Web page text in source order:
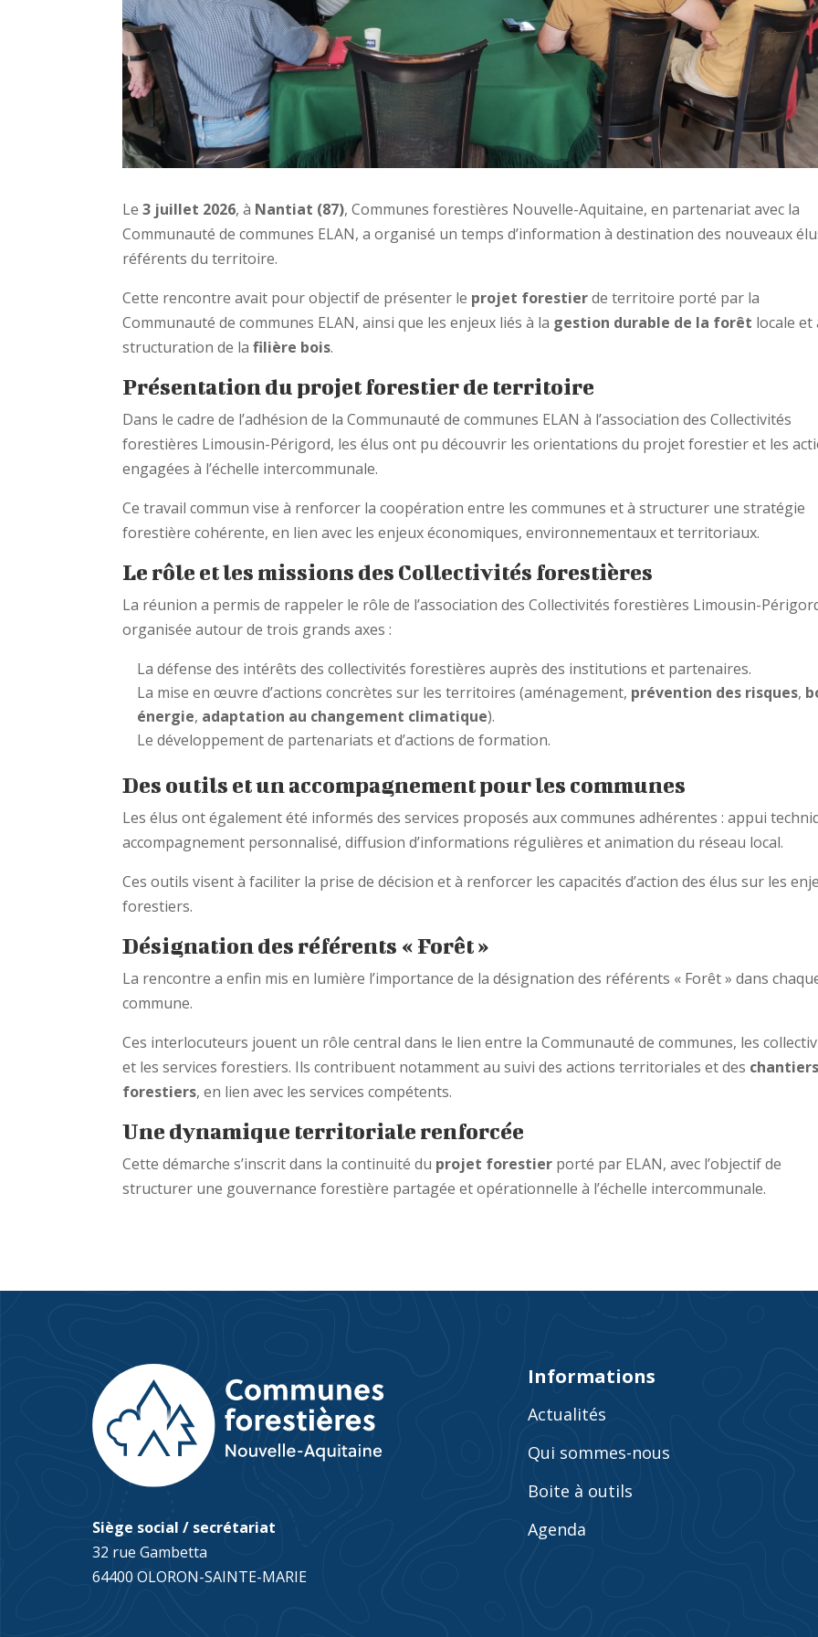
Le3 juillet 2026, à Nantiat (87), Communes forestières Nouvelle-Aquitaine, en partenariat avec la
Communauté de communes ELAN, a organisé un temps d’information à destination des nouveaux
référents du territoire.
Cette rencontre avait pour objectif de présenter le projet forestierde territoire porté par la
Communauté de communes ELAN, ainsi que les enjeux liés à la gestion durable de la forêt locale et
structuration de lafilière bois.
Présentation du projet forestier de territoire
Dans le cadre de l’adhésion de la Communauté de communes ELAN à l’association des Collectivités
forestières Limousin-Périgord, les élus ont pu découvrir les orientations du projet forestier et les
engagées à l’échelle intercommunale.
Ce travail commun vise à renforcer la coopération entre les communes et à structurer une stratégie
forestière cohérente, en lien avec les enjeux économiques, environnementaux et territoriaux.
Le rôle et les missions des Collectivités forestières
La réunion a permis de rappeler le rôle de l’association des Collectivités forestières Limousin-
organisée autour de trois grands axes :
La défense des intérêts des collectivités forestières auprès des institutions et partenaires.
La mise en œuvre d’actions concrètes sur les territoires (aménagement, prévention des risques,
énergie, adaptation au changement climatique).
Le développement de partenariats et d’actions de formation.
Des outils et un accompagnement pour les communes
Les élus ont également été informés des services proposés aux communes adhérentes : appui
accompagnement personnalisé, diffusion d’informations régulières et animation du réseau local.
Ces outils visent à faciliter la prise de décision et à renforcer les capacités d’action des élus sur les
forestiers.
Désignation des référents « Forêt »
La rencontre a enfin mis en lumière l’importance de la désignation des référents « Forêt » dans
commune.
Ces interlocuteurs jouent un rôle central dans le lien entre la Communauté de communes, les
et les services forestiers. Ils contribuent notamment au suivi des actions territoriales et des chantiers
forestiers, en lien avec les services compétents.
Une dynamique territoriale renforcée
Cette démarche s’inscrit dans la continuité du projet forestier porté par ELAN, avec l’objectif de
structurer une gouvernance forestière partagée et opérationnelle à l’échelle intercommunale.
Siège social / secrétariat
32 rue Gambetta
64400 OLORON-SAINTE-MARIE
Informations
Actualités
Qui sommes-nous
Boite à outils
Agenda